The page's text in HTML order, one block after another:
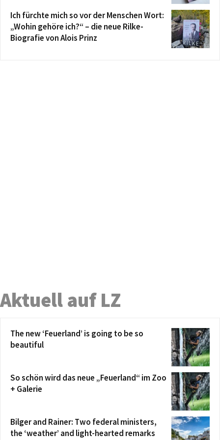
Ich fürchte mich so vor der Menschen Wort:
„Wohin gehöre ich?“ – die neue Rilke-
Biografie von Alois Prinz
Aktuell auf LZ
The new ‘Feuerland’ is going to be so
beautiful
So schön wird das neue „Feuerland“ im Zoo
+ Galerie
Bilger and Rainer: Two federal ministers,
the ‘weather’ and light-hearted remarks